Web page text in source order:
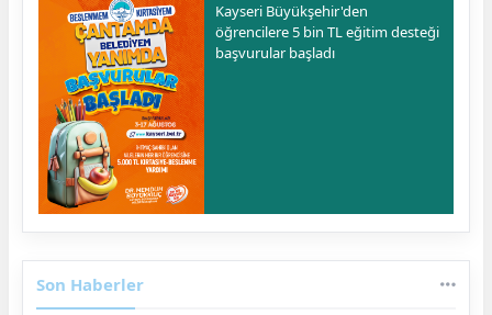
Kayseri Büyükşehir'den
öğrencilere 5 bin TL eğitim desteği
başvurular başladı
Son Haberler